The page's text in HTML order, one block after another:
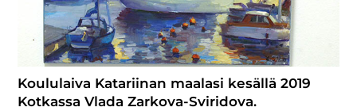
Koululaiva Katariinan maalasi kesällä 2019
Kotkassa Vlada Zarkova-Sviridova.